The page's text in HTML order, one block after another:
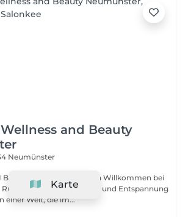
and Beauty
Neumünster
Herzlich Willkommen bei
einer Welt, die im...
Karte